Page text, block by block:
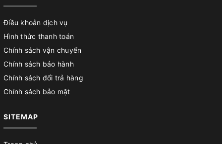
Điều khoản dịch vụ
Hình thức thanh toán
Chính sách vận chuyển
Chính sách bảo hành
Chính sách đổi trả hàng
Chính sách bảo mật
SITEMAP